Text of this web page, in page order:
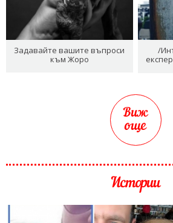
Задавайте вашите въпроси
към Жоро
/
Виж
още
Истории